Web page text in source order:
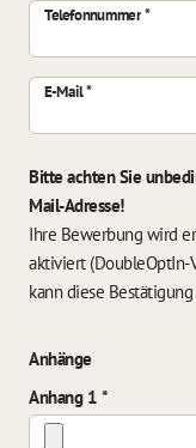
Telefonnummer
E-Mail
Bitte achten Sie
Mail-Adresse!
Ihre Bewerbung wird
aktiviert (DoubleOptIn-
kann diese
Anhänge
Anhang 1